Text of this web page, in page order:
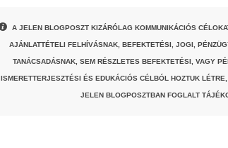
A JELEN BLOGPOSZT KIZÁRÓLAG KOMMUNIKÁCIÓS
AJÁNLATTÉTELI FELHÍVÁSNAK, BEFEKTETÉSI, JOGI,
TANÁCSADÁSNAK, SEM RÉSZLETES BEFEKTETÉSI, VAGY
ISMERETTERJESZTÉSI ÉS EDUKÁCIÓS CÉLBÓL HOZTUK
JELEN BLOGPOSZTBAN FOGLALT